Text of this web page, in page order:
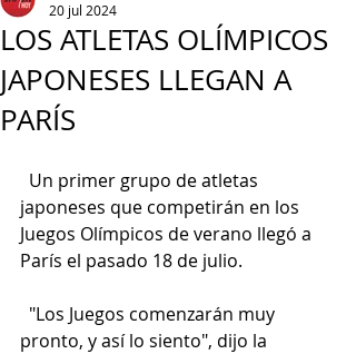
LOS ATLETAS OLÍMPICOS
JAPONESES LLEGAN A
PARÍS
20 jul 2024
Un primer grupo de atletas
japoneses que competirán en los
Juegos Olímpicos de verano llegó a
París el pasado 18 de julio.
"Los Juegos comenzarán muy
pronto, y así lo siento", dijo la